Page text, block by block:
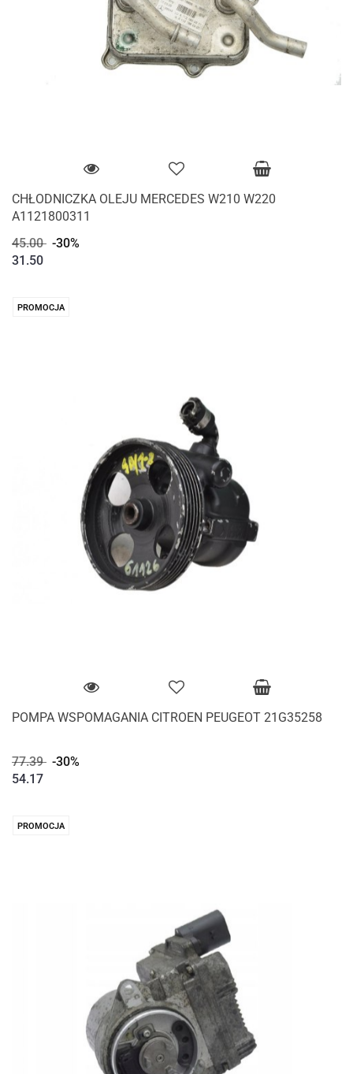
CHŁODNICZKA OLEJU MERCEDES W210 W220
A1121800311
45.00 -30%
31.50
PROMOCJA
POMPA WSPOMAGANIA CITROEN PEUGEOT 21G35258
77.39 -30%
54.17
PROMOCJA